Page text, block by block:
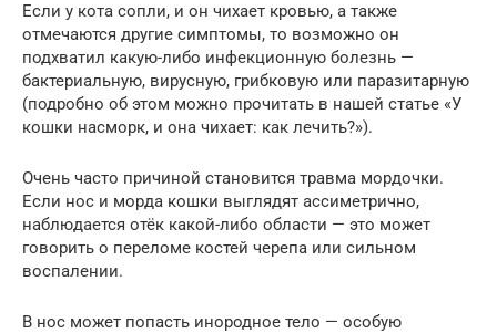
Если у кота сопли, и он чихает кровью, а также
отмечаются другие симптомы, то возможно он
подхватил какую-либо инфекционную болезнь —
бактериальную, вирусную, грибковую или паразитарную
(подробно об этом можно прочитать в нашей статье «У
кошки насморк, и она чихает: как лечить?»).
Очень часто причиной становится травма мордочки.
Если нос и морда кошки выглядят ассиметрично,
наблюдается отёк какой-либо области — это может
говорить о переломе костей черепа или сильном
воспалении.
В нос может попасть инородное тело — особую